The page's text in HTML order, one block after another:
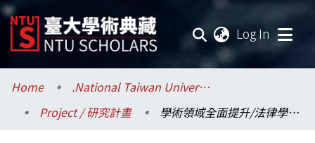
Log In
Communities & Collections
Research Outputs
Home
.National Taiwan University / 國立臺灣大學
Project / 研究計畫
學術領域全面提升/法律學院/延聘必修課程課輔助理